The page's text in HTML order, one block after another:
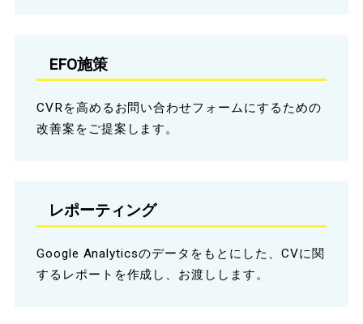
EFO施策
CVRを高めるお問い合わせフォームにするための
改善案をご提案します。
レポーティング
Google Analyticsのデータをもとにした、CVに関
するレポートを作成し、お渡しします。